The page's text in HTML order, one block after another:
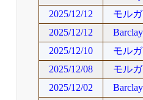
2025/12/12
モル
2025/12/12
2025/12/10
モル
2025/12/08
モル
2025/12/02